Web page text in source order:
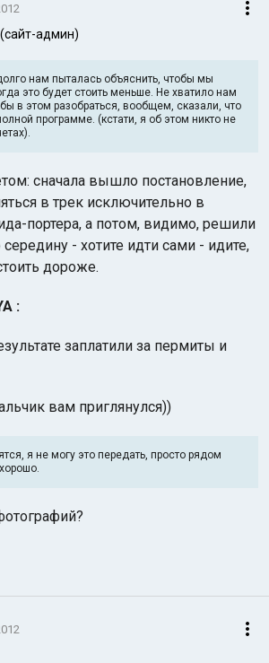
(сайт-админ)
нам пыталась объяснить, чтобы мы
это будет стоить меньше. Не хватило нам
в этом разобраться, вообщем, сказали, что
программе. (кстати, я об этом никто не
сначала вышло постановление,
в трек исключительно в
портера, а потом, видимо, решили
- хотите идти сами - идите,
дороже.
:
заплатили за пермиты и
вам приглянулся))
я не могу это передать, просто рядом